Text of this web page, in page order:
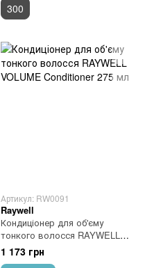
300
Артикул: RW0091
Raywell
Кондиціонер для об'єму
тонкого волосся RAYWELL
VOLUME Conditioner 275 мл
1 173 грн